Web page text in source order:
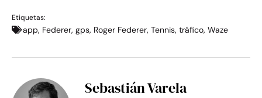
Etiquetas:
app, Federer, gps, Roger Federer, Tennis, tráfico, Waze
Sebastián Varela